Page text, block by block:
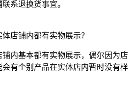
系退换货事宜。
店铺内都有实物展示？
铺内基本都有实物展示，偶尔因为店
有个别产品在实体店内暂时没有样